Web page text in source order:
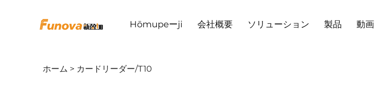
Hōmupeーji 会社概要 ソリューション 製品 動画
ホーム > カードリーダー/T10